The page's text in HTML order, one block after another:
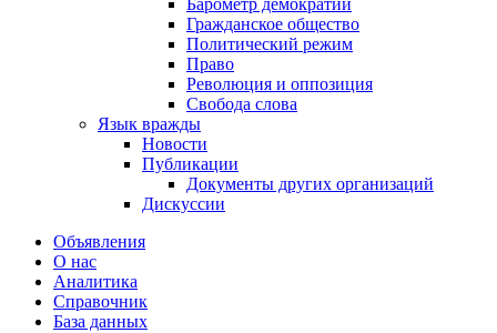
Барометр демократии
Гражданское общество
Политический режим
Право
Революция и оппозиция
Свобода слова
Язык вражды
Новости
Публикации
Документы других организаций
Дискуссии
Объявления
О нас
Аналитика
Справочник
База данных